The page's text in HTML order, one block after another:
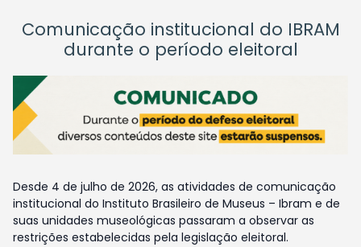
Comunicação institucional do IBRAM
durante o período eleitoral
Desde 4 de julho de 2026, as atividades de comunicação
institucional do Instituto Brasileiro de Museus – Ibram e de
suas unidades museológicas passaram a observar as
restrições estabelecidas pela legislação eleitoral.